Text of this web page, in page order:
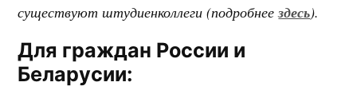
существуют штудиенколлеги (подробнеездесь).
Для граждан России и
Беларусии: